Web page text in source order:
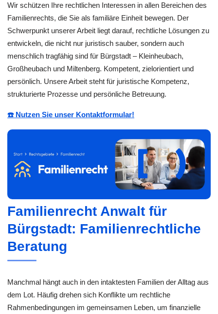
Wir schützen Ihre rechtlichen Interessen in allen Bereichen des
Familienrechts, die Sie als familiäre Einheit bewegen. Der
Schwerpunkt unserer Arbeit liegt darauf, rechtliche Lösungen zu
entwickeln, die nicht nur juristisch sauber, sondern auch
menschlich tragfähig sind für Bürgstadt – Kleinheubach,
Großheubach und Miltenberg. Kompetent, zielorientiert und
persönlich. Unsere Arbeit steht für juristische Kompetenz,
strukturierte Prozesse und persönliche Betreuung.
☎️ Nutzen Sie unser Kontaktformular!
Familienrecht Anwalt für
Bürgstadt: Familienrechtliche
Beratung
Manchmal hängt auch in den intaktesten Familien der Alltag aus
dem Lot. Häufig drehen sich Konflikte um rechtliche
Rahmenbedingungen im gemeinsamen Leben, um finanzielle